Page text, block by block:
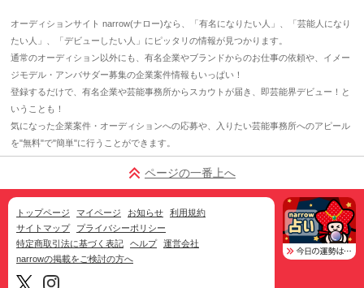
オーディションサイト narrow(ナロー)なら、「有名になりたい人」、「芸能人になり
たい人」、「デビューしたい人」にピッタリの情報が見つかります。
通常のオーディション以外にも、有名企業やブランドからのお仕事の依頼や、イメー
ジモデル・アンバサダー募集の企業案件情報もいっぱい！
登録するだけで、有名企業や芸能事務所からスカウトが届き、即芸能界デビュー！と
いうことも！
気になった企業案件・オーディションへの応募や、入りたい芸能事務所へのアピール
を"無料"で"簡単"に行うことができます。
ページの一番上へ
トップページ マイページ お知らせ
利用規約
サイトマップ
プライバシーポリシー
特定商取引法に基づく表記
ヘルプ
運営会社
narrowの掲載をご検討の方へ